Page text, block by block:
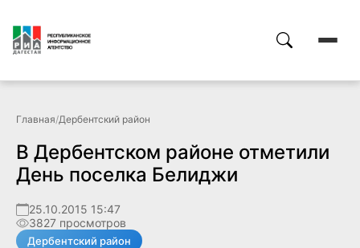
Главная/Дербентский район
В Дербентском районе отметили
День поселка Белиджи
25.10.2015 15:47
3827 просмотров
Дербентский район